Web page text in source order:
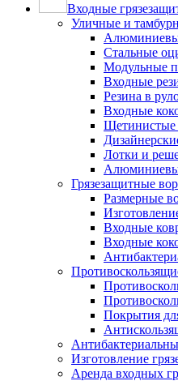
Входные
Уличные и
Стальные
Модульные
Входные
Резина в
Входные
Щетинистые
Лотки и
Грязезащитные
Размерные
Входные
Входные
Покрытия
Изготовление
Аренда входных